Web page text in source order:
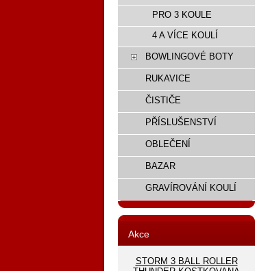
PRO 3 KOULE
4 A VÍCE KOULÍ
BOWLINGOVÉ BOTY
RUKAVICE
ČISTIČE
PŘÍSLUŠENSTVÍ
OBLEČENÍ
BAZAR
GRAVÍROVÁNÍ KOULÍ
Akce
STORM 3 BALL ROLLER